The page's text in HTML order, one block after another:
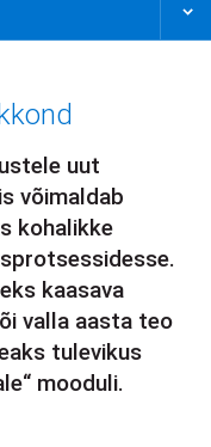
uut
võimaldab
kohalikke
kaasava
valla aasta teo
tulevikus
mooduli.